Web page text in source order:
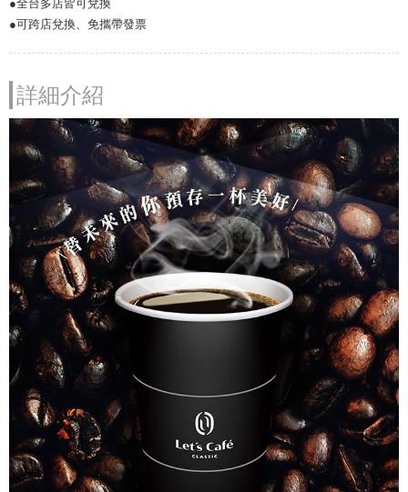
●全台多店皆可兌換
●可跨店兌換、免攜帶發票
詳細介紹